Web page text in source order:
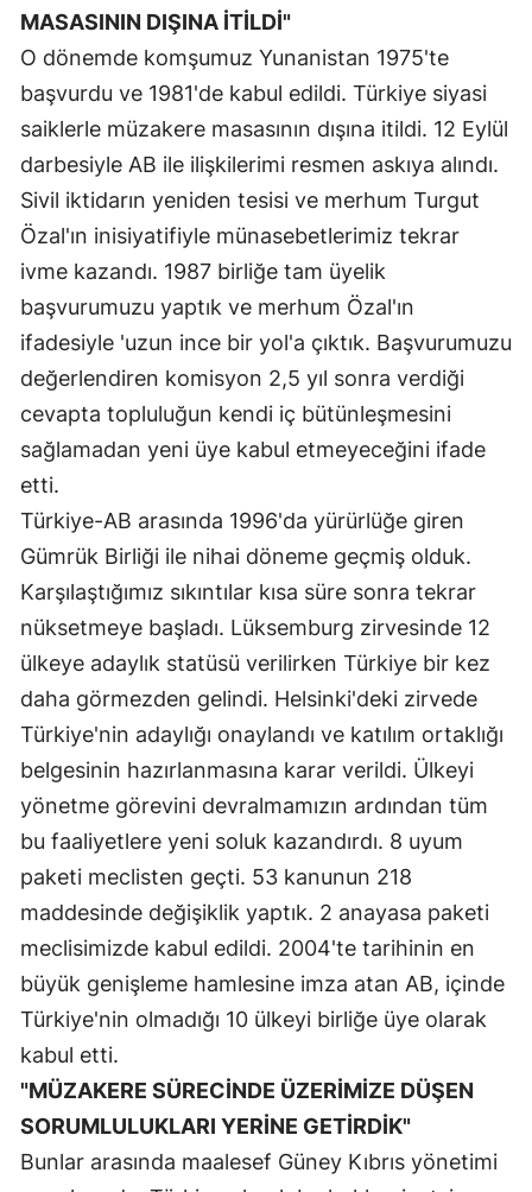
MASASININ DIŞINA İTİLDİ"
O dönemde komşumuz Yunanistan 1975'te
başvurdu ve 1981'de kabul edildi. Türkiye siyasi
saiklerle müzakere masasının dışına itildi. 12 Eylül
darbesiyle AB ile ilişkilerimi resmen askıya alındı.
Sivil iktidarın yeniden tesisi ve merhum Turgut
Özal'ın inisiyatifiyle münasebetlerimiz tekrar
ivme kazandı. 1987 birliğe tam üyelik
başvurumuzu yaptık ve merhum Özal'ın
ifadesiyle 'uzun ince bir yol'a çıktık. Başvurumuzu
değerlendiren komisyon 2,5 yıl sonra verdiği
cevapta topluluğun kendi iç bütünleşmesini
sağlamadan yeni üye kabul etmeyeceğini ifade
etti.
Türkiye-AB arasında 1996'da yürürlüğe giren
Gümrük Birliği ile nihai döneme geçmiş olduk.
Karşılaştığımız sıkıntılar kısa süre sonra tekrar
nüksetmeye başladı. Lüksemburg zirvesinde 12
ülkeye adaylık statüsü verilirken Türkiye bir kez
daha görmezden gelindi. Helsinki'deki zirvede
Türkiye'nin adaylığı onaylandı ve katılım ortaklığı
belgesinin hazırlanmasına karar verildi. Ülkeyi
yönetme görevini devralmamızın ardından tüm
bu faaliyetlere yeni soluk kazandırdı. 8 uyum
paketi meclisten geçti. 53 kanunun 218
maddesinde değişiklik yaptık. 2 anayasa paketi
meclisimizde kabul edildi. 2004'te tarihinin en
büyük genişleme hamlesine imza atan AB, içinde
Türkiye'nin olmadığı 10 ülkeyi birliğe üye olarak
kabul etti.
"MÜZAKERE SÜRECİNDE ÜZERİMİZE DÜŞEN
SORUMLULUKLARI YERİNE GETİRDİK"
Bunlar arasında maalesef Güney Kıbrıs yönetimi